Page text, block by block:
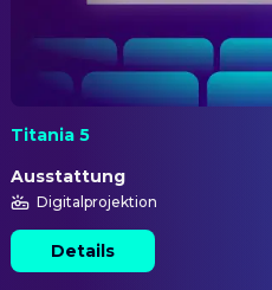
Titania 5
Ausstattung
Digitalprojektion
Details